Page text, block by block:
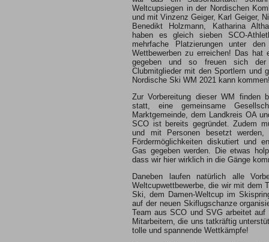
Weltcupsiegen in der Nordischen
und mit Vinzenz Geiger, Karl Geiger,
Benedikt Holzmann, Katharina
haben es gleich sieben SCO-
mehrfache Platzierungen unter
Wettbewerben zu erreichen! Das
gegeben und so freuen sich
Clubmitglieder mit den Sportlern und
Nordische Ski WM 2021 kann
Zur Vorbereitung dieser WM finden
statt, eine gemeinsame
Marktgemeinde, dem Landkreis OA
SCO ist bereits gegründet. Zudem
und mit Personen besetzt werden,
Fördermöglichkeiten diskutiert und
Gas gegeben werden. Die etwas
dass wir hier wirklich in die Gänge
Daneben laufen natürlich alle
Weltcupwettbewerbe, die wir mit dem
Ski, dem Damen-Weltcup im
auf der neuen Skiflugschanze
Team aus SCO und SVG arbeitet
Mitarbeitern, die uns tatkräftig
tolle und spannende Wettkämpfe!